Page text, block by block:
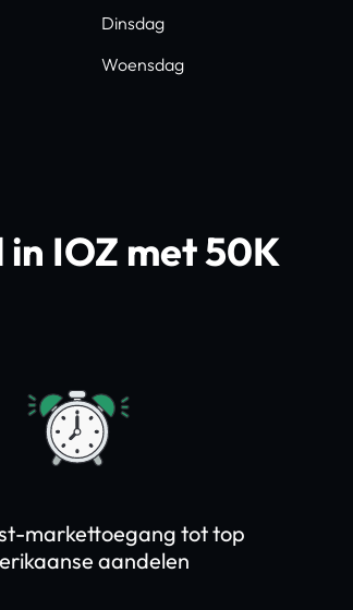
Dinsdag
Woensdag
in IOZ met 50K
markettoegang tot top
aandelen